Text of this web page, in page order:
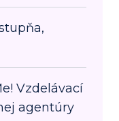
Vzdelávací
agentúry